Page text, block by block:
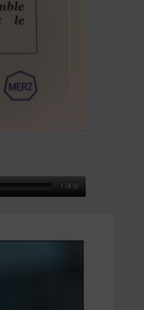
174:50